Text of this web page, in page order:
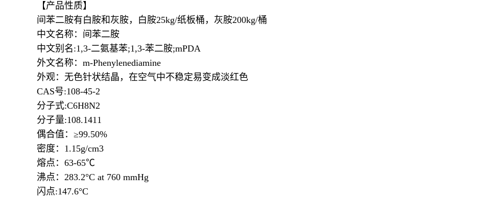
【产品性质】
间苯二胺有白胺和灰胺，白胺25kg/纸板桶，灰胺200kg/桶
中文名称：间苯二胺
中文别名:1,3-二氨基苯;1,3-苯二胺;mPDA
外文名称： m-Phenylenediamine
外观：无色针状结晶，在空气中不稳定易变成淡红色
CAS号:108-45-2
分子式:C6H8N2
分子量:108.1411
偶合值： ≥99.50%
密度： 1.15g/cm3
熔点： 63-65℃
沸点： 283.2°C at 760 mmHg
闪点:147.6°C